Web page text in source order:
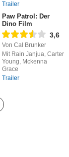
Trailer
Paw Patrol: Der
Dino Film
3,6
Von Cal Brunker
Mit Rain Janjua, Carter
Young, Mckenna
Grace
Trailer